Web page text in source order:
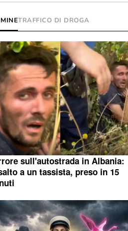
TRAFFICO DI DROGA
sull'autostrada in Albania:
a un tassista, preso in 15